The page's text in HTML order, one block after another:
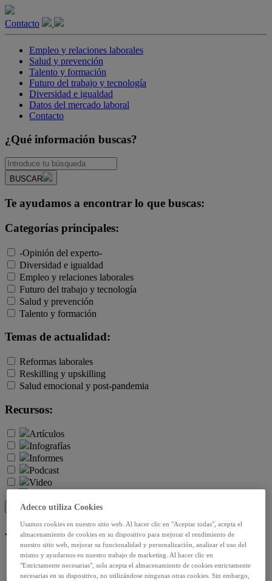
Contacto
Empleo y relaciones laborales
Salud y prevención
Talento y formación
Futuro del trabajo y tecnología
Diversidad e igualdad
Datos del mercado laboral
Contacto
¿Qué información buscas?
BUSCAR
Te ayudamos a encontrar lo que buscas:
Categorías principales:
-Opinión del experto-
Diversidad e igualdad
Empleo y relaciones laborales
Futuro del trabajo y tecnología
Salud y prevención
Talento y formación
Temas de actualidad:
Reformas laborales
Reskilling y upskilling
Salud emocional y post-pandemia
Recursos:
Artículos
Infografías
Informes
Podcast
Video
BUSCAR
-Informe destacado-:Ver todo
Adecco utiliza Cookies
Usamos cookies en nuestro sitio web. Al hacer clic en "Aceptar todas", acepta el
almacenamiento de cookies en su dispositivo para mejorar el rendimiento de
nuestro sitio web, mejorar su funcionalidad y personalización, analizar el uso del
mismo y ayudarnos en nuestro trabajo de marketing. Al hacer clic en
"Estrictamente necesarias", solo acepta el almacenamiento de cookies estrictamente
necesarias en su dispositivo, no utilizándose ningunas otras cookies. Sin embargo,